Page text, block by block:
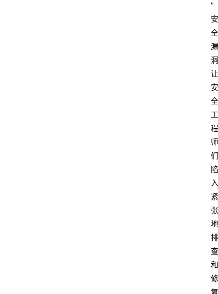
”
安
全
漏
洞
让
安
全
工
程
师
们
陷
入
紧
张
地
排
查
和
修
复